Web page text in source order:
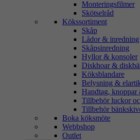
Monteringsfilmer
Skötselråd
Kökssortiment
Skåp
Lådor & inredning
Skåpsinredning
Hyllor & konsoler
Diskhoar &
Köksblandare
Belysning &
Handtag, knoppar
Tillbehör luckor
Tillbehör
Boka köksmöte
Webbshop
Outlet